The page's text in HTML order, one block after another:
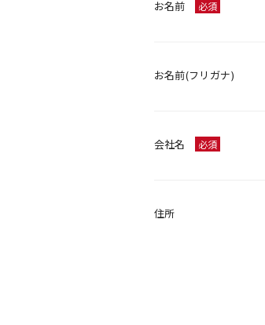
お名前 必須
お名前(フリガナ)
会社名 必須
住所